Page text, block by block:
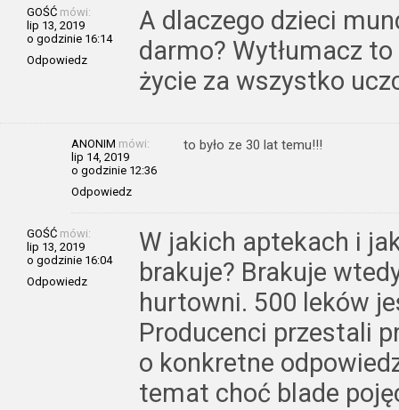
GOŚĆ mówi:
lip 13, 2019
o godzinie 16:14
Odpowiedz
A dlaczego dzieci
darmo? Wytłumacz
życie za wszystko
ANONIM mówi:
lip 14, 2019
o godzinie 12:36
Odpowiedz
to było ze 30 lat temu!!!
GOŚĆ mówi:
lip 13, 2019
o godzinie 16:04
Odpowiedz
W jakich aptekach i
brakuje? Brakuje
hurtowni. 500 leków
Producenci przestali
o konkretne
temat choć blade